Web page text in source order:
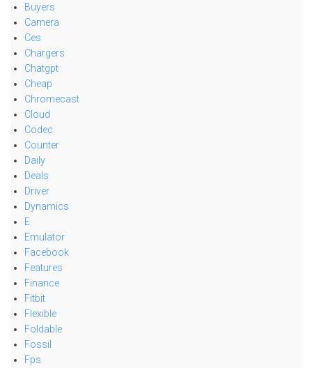
Buyers
Camera
Ces
Chargers
Chatgpt
Cheap
Chromecast
Cloud
Codec
Counter
Daily
Deals
Driver
Dynamics
E
Emulator
Facebook
Features
Finance
Fitbit
Flexible
Foldable
Fossil
Fps